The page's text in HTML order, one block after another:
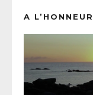
A L’HONNEUR